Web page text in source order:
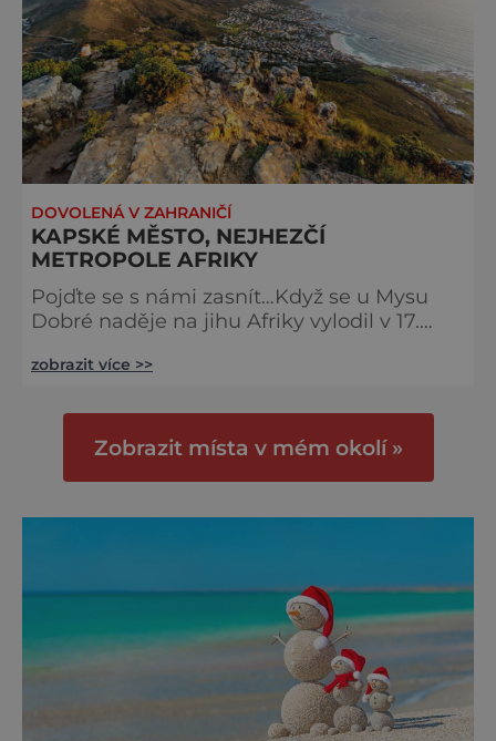
DOVOLENÁ V ZAHRANIČÍ
KAPSKÉ MĚSTO, NEJHEZČÍ
METROPOLE AFRIKY
Pojďte se s námi zasnít…Když se u Mysu
Dobré naděje na jihu Afriky vylodil v 17.
zásobovací tábor, netušil, že tu vznikne
kterého se budou stěhovat milovníci
surfařů, rodiny i čilí důchodci. Holubi se
zobrazit více >>
Zobrazit místa v mém okolí »